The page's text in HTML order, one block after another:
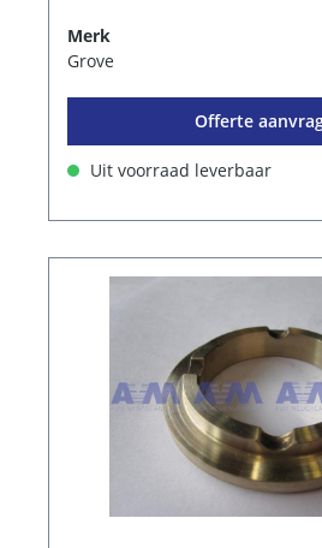
Merk
Grove
Offerte
Uit voorraad leverbaar